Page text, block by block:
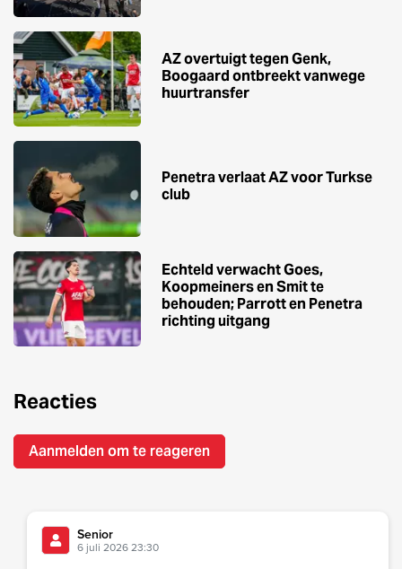
AZ overtuigt tegen Genk,
Boogaard ontbreekt vanwege
huurtransfer
Penetra verlaat AZ voor Turkse
club
Echteld verwacht Goes,
Koopmeiners en Smit te
behouden; Parrott en Penetra
richting uitgang
Reacties
Aanmelden om te reageren
Senior
6 juli 2026 23:30